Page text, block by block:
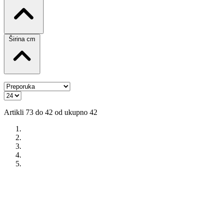
Širina cm
Artikli 73 do 42 od ukupno 42